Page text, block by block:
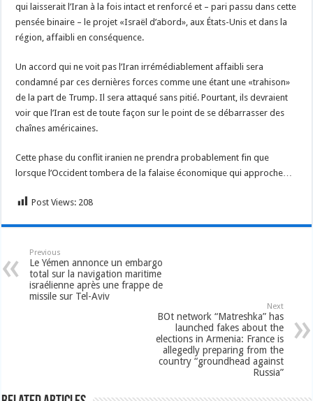
qui laisserait l’Iran à la fois intact et renforcé et – pari passu dans cette
pensée binaire – le projet «Israël d’abord», aux États-Unis et dans la
région, affaibli en conséquence.
Un accord qui ne voit pas l’Iran irrémédiablement affaibli sera
condamné par ces dernières forces comme une étant une «trahison»
de la part de Trump. Il sera attaqué sans pitié. Pourtant, ils devraient
voir que l’Iran est de toute façon sur le point de se débarrasser des
chaînes américaines.
Cette phase du conflit iranien ne prendra probablement fin que
lorsque l’Occident tombera de la falaise économique qui approche…
Post Views: 208
Previous
Le Yémen annonce un embargo
total sur la navigation maritime
israélienne après une frappe de
missile sur Tel-Aviv
Next
BOt network “Matreshka” has
launched fakes about the
elections in Armenia: France is
allegedly preparing from the
country “groundhead against
Russia”